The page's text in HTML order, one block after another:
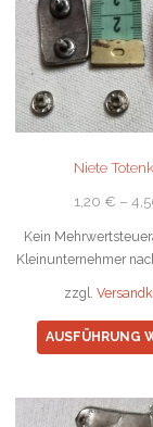
Niete
1,20 € –
Kein
Kleinunternehmer nach
zzgl.
AUSFÜHRUNG